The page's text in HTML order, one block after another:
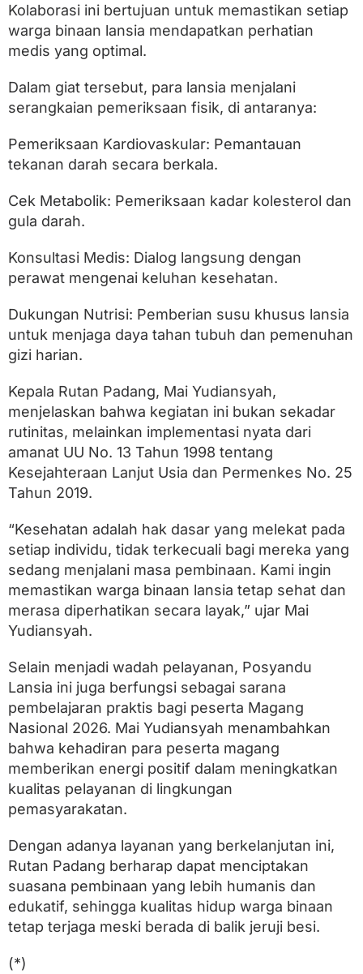
r
g
a
B
n
a
L
a
i
Kolaborasi ini bertujuan untuk memastikan setiap
warga binaan lansia mendapatkan perhatian
medis yang optimal.
Dalam giat tersebut, para lansia menjalani
serangkaian pemeriksaan fisik, di antaranya:
Pemeriksaan Kardiovaskular: Pemantauan
tekanan darah secara berkala.
Cek Metabolik: Pemeriksaan kadar kolesterol dan
gula darah.
Konsultasi Medis: Dialog langsung dengan
perawat mengenai keluhan kesehatan.
Dukungan Nutrisi: Pemberian susu khusus lansia
untuk menjaga daya tahan tubuh dan pemenuhan
gizi harian.
Kepala Rutan Padang, Mai Yudiansyah,
menjelaskan bahwa kegiatan ini bukan sekadar
rutinitas, melainkan implementasi nyata dari
amanat UU No. 13 Tahun 1998 tentang
Kesejahteraan Lanjut Usia dan Permenkes No. 25
Tahun 2019.
“Kesehatan adalah hak dasar yang melekat pada
setiap individu, tidak terkecuali bagi mereka yang
sedang menjalani masa pembinaan. Kami ingin
memastikan warga binaan lansia tetap sehat dan
merasa diperhatikan secara layak,” ujar Mai
Yudiansyah.
Selain menjadi wadah pelayanan, Posyandu
Lansia ini juga berfungsi sebagai sarana
pembelajaran praktis bagi peserta Magang
Nasional 2026. Mai Yudiansyah menambahkan
bahwa kehadiran para peserta magang
memberikan energi positif dalam meningkatkan
kualitas pelayanan di lingkungan
pemasyarakatan.
Dengan adanya layanan yang berkelanjutan ini,
Rutan Padang berharap dapat menciptakan
suasana pembinaan yang lebih humanis dan
edukatif, sehingga kualitas hidup warga binaan
tetap terjaga meski berada di balik jeruji besi.
(*)